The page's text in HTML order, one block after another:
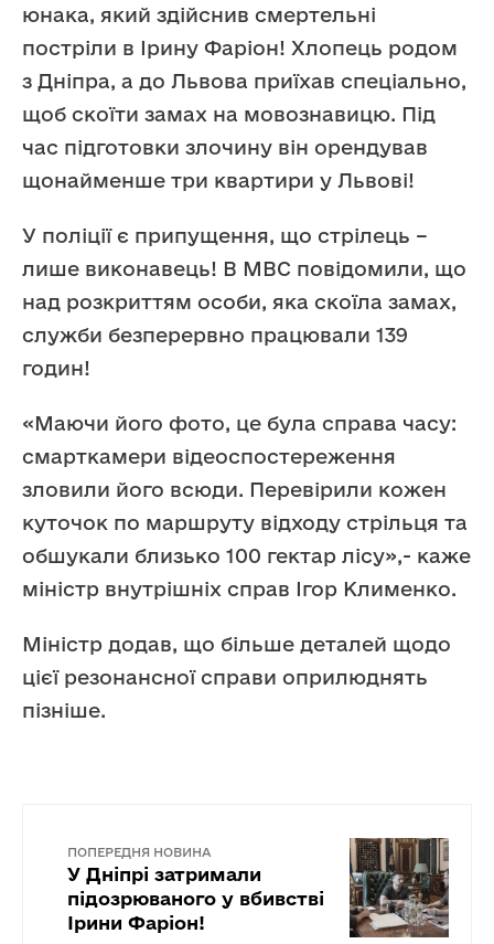
юнака, який здійснив смертельні
постріли в Ірину Фаріон! Хлопець родом
з Дніпра, а до Львова приїхав спеціально,
щоб скоїти замах на мовознавицю. Під
час підготовки злочину він орендував
щонайменше три квартири у Львові!
У поліції є припущення, що стрілець –
лише виконавець! В МВС повідомили, що
над розкриттям особи, яка скоїла замах,
служби безперервно працювали 139
годин!
«Маючи його фото, це була справа часу:
смарткамери відеоспостереження
зловили його всюди. Перевірили кожен
куточок по маршруту відходу стрільця та
обшукали близько 100 гектар лісу»,- каже
міністр внутрішніх справ Ігор Клименко.
Міністр додав, що більше деталей щодо
цієї резонансної справи оприлюднять
пізніше.
ПОПЕРЕДНЯ НОВИНА
У Дніпрі затримали
підозрюваного у вбивстві
Ірини Фаріон!